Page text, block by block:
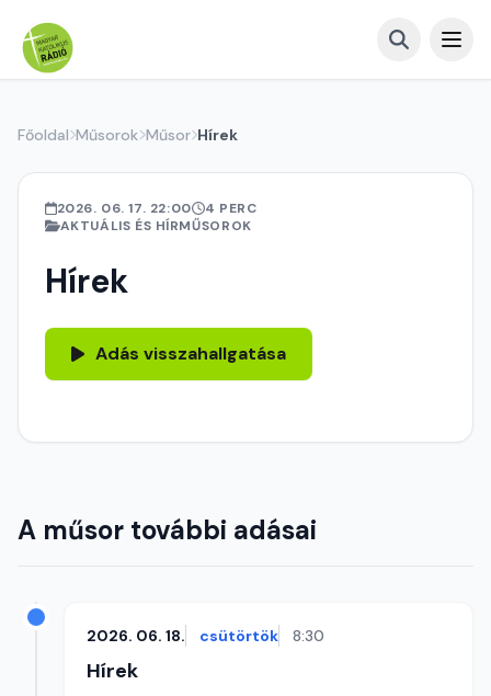
Főoldal Műsorok Műsor Hírek
2026. 06. 17. 22:00
4 PERC
AKTUÁLIS ÉS HÍRMŰSOROK
Hírek
Adás visszahallgatása
A műsor további adásai
2026. 06. 18. csütörtök 8:30
Hírek